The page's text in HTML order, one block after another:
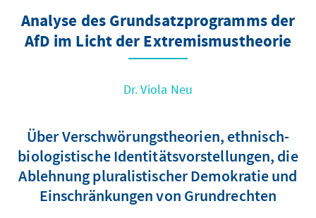
Analyse des Grundsatzprogramms der
AfD im Licht der Extremismustheorie
Dr. Viola Neu
Über Verschwörungstheorien, ethnisch-
biologistische Identitätsvorstellungen, die
Ablehnung pluralistischer Demokratie und
Einschränkungen von Grundrechten